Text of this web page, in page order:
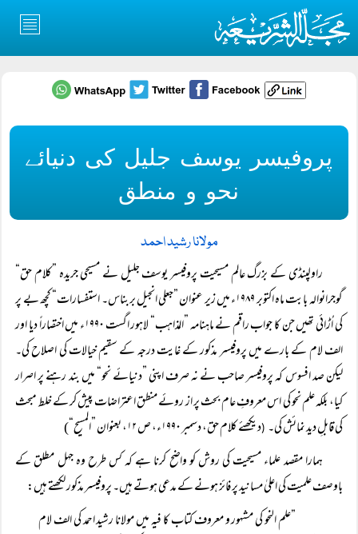
پروفیسر یوسف جلیل کی دنیائے
نحو و منطق
مولانا رشید احمد
راولپنڈی کے بزرگ عالم مسیحیت پروفیسر یوسف جلیل نے مسیحی جریدہ ”کلام حق“
گوجرانوالہ بابت ماہ اکتوبر ۱۹۸۹ء میں زیر عنوان ”جعلی انجیل بربناس۔ استفسارات“ کچھ بے پر
کی اُڑائی تھیں جن کا جواب راقم نے ماہنامہ ”المذاہب“ لاہور اگست ۱۹۹۰ء میں اختصاراً دیا اور
الف لام کے بارے میں پروفیسر مذکور کے غایت درجہ کے سقیم خیالات کی اصلاح کی۔
لیکن صد افسوس کہ پروفیسر صاحب نے نہ صرف اپنی ”دنیائے نحو“ میں بند رہنے پر اصرار
کیا، بلکہ علم نحو کی اس معروفِ عام بحث پر از روئے منطق اعتراضات پیش کر کے خلط مبحث
کی قابلِ دید نمائش کی۔ (دیکھئے کلام حق، دسمبر ۱۹۹۰ء، ص ۱۲، بعنوان ”المسیح“)
ہمارا مقصد علماء مسیحیت کی روش کو واضح کرنا ہے کہ کس طرح وہ جہل مطلق کے
باوصف علمیت کی اعلیٰ مسانید پر فائز ہونے کے مدعی ہوتے ہیں۔ پروفیسر مذکور لکھتے ہیں:
”علم النحو کی مشہور و معروف کتاب کا فیہ میں مولانا رشید احمد کی الف لام